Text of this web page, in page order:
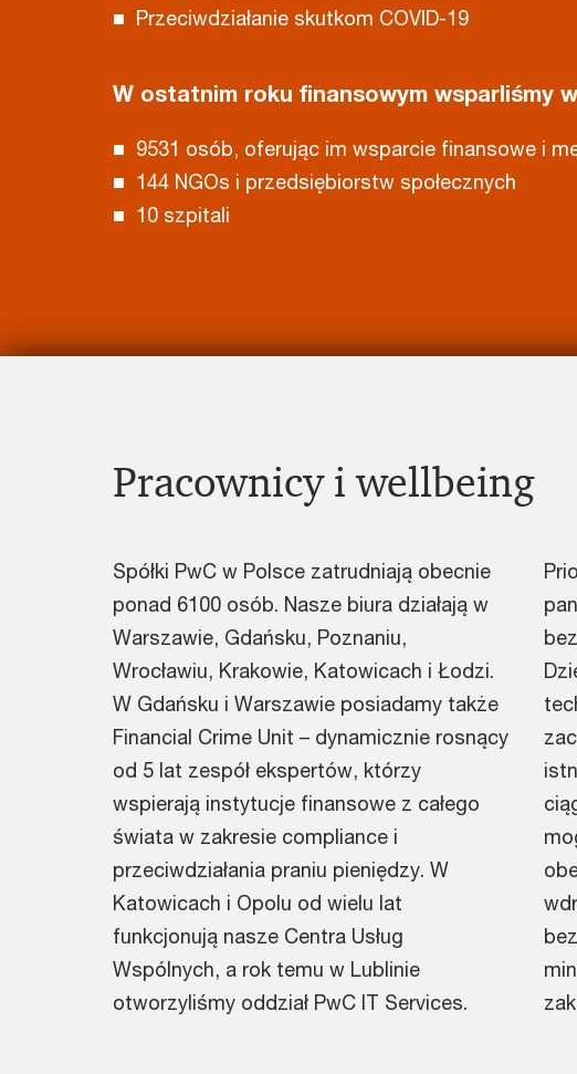
■ Przeciwdziałanie skutkom COVID-19
W ostatnim roku finansowym wsparliśmy
■ 9531 osób, oferując im wsparcie finansowe i
■ 144 NGOs i przedsiębiorstw społecznych
■ 10 szpitali
Pracownicy i wellbeing
Spółki PwC w Polsce zatrudniają obecnie
ponad 6100 osób. Nasze biura działają w
Warszawie, Gdańsku, Poznaniu,
Wrocławiu, Krakowie, Katowicach i Łodzi.
W Gdańsku i Warszawie posiadamy także
Financial Crime Unit – dynamicznie rosnący
od 5 lat zespół ekspertów, którzy
wspierają instytucje finansowe z całego
świata w zakresie compliance i
przeciwdziałania praniu pieniędzy. W
Katowicach i Opolu od wielu lat
funkcjonują nasze Centra Usług
Wspólnych, a rok temu w Lublinie
otworzyliśmy oddział PwC IT Services.